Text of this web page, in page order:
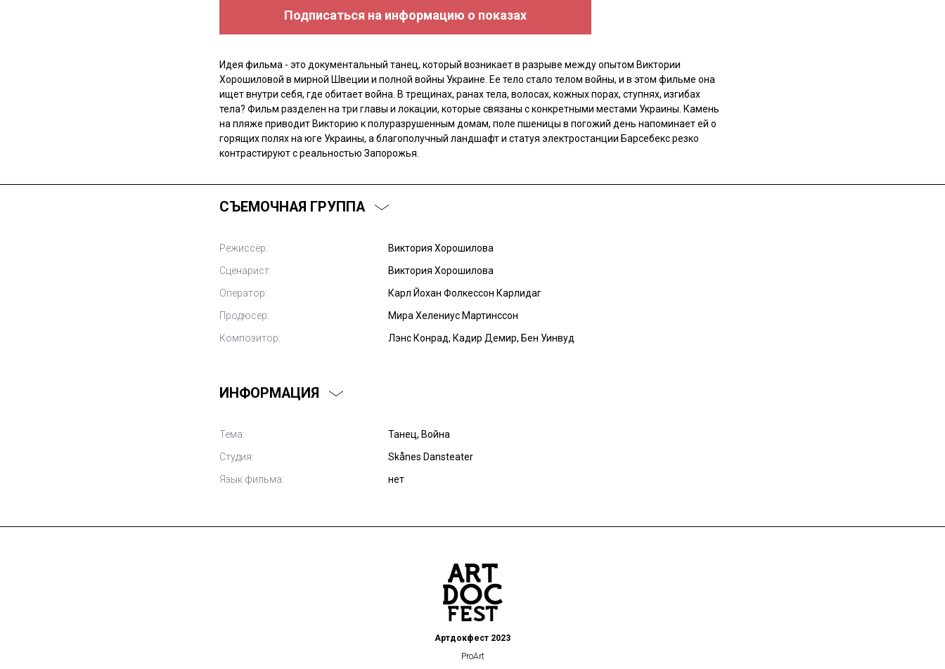
Подписаться на информацию о показах
Идея фильма - это документальный танец, который возникает в разрыве между опытом Виктории
Хорошиловой в мирной Швеции и полной войны Украине. Ее тело стало телом войны, и в этом фильме она
ищет внутри себя, где обитает война. В трещинах, ранах тела, волосах, кожных порах, ступнях, изгибах
тела? Фильм разделен на три главы и локации, которые связаны с конкретными местами Украины. Камень
на пляже приводит Викторию к полуразрушенным домам, поле пшеницы в погожий день напоминает ей о
горящих полях на юге Украины, а благополучный ландшафт и статуя электростанции Барсебекс резко
контрастируют с реальностью Запорожья.
СЪЕМОЧНАЯ ГРУППА
Режиссёр:
Виктория Хорошилова
Сценарист:
Виктория Хорошилова
Оператор:
Карл Йохан Фолкессон Карлидаг
Продюсер:
Мира Хелениус Мартинссон
Композитор:
Лэнс Конрад, Кадир Демир, Бен Уинвуд
ИНФОРМАЦИЯ
Тема:
Танец, Война
Студия:
Skånes Dansteater
Язык фильма:
нет
Артдокфест 2023
ProArt